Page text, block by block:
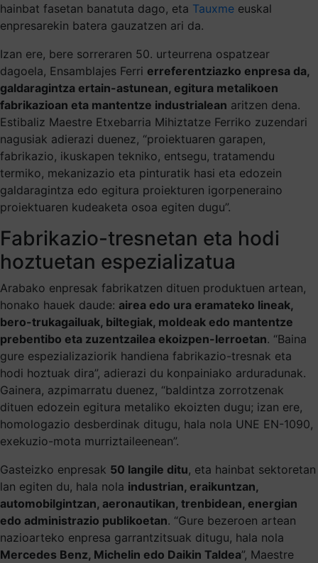
hainbat fasetan banatuta dago, eta Tauxme euskal
enpresarekin batera gauzatzen ari da.
Izan ere, bere sorreraren 50. urteurrena ospatzear
dagoela, Ensamblajes Ferri erreferentziazko enpresa da,
galdaragintza ertain-astunean, egitura metalikoen
fabrikazioan eta mantentze industrialean aritzen dena.
Estibaliz Maestre Etxebarria Mihiztatze Ferriko zuzendari
nagusiak adierazi duenez, “proiektuaren garapen,
fabrikazio, ikuskapen tekniko, entsegu, tratamendu
termiko, mekanizazio eta pinturatik hasi eta edozein
galdaragintza edo egitura proiekturen igorpeneraino
proiektuaren kudeaketa osoa egiten dugu”.
Fabrikazio-tresnetan eta hodi
hoztuetan espezializatua
Arabako enpresak fabrikatzen dituen produktuen artean,
honako hauek daude: airea edo ura eramateko lineak,
bero-trukagailuak, biltegiak, moldeak edo mantentze
prebentibo eta zuzentzailea ekoizpen-lerroetan. “Baina
gure espezializaziorik handiena fabrikazio-tresnak eta
hodi hoztuak dira”, adierazi du konpainiako arduradunak.
Gainera, azpimarratu duenez, “baldintza zorrotzenak
dituen edozein egitura metaliko ekoizten dugu; izan ere,
homologazio desberdinak ditugu, hala nola UNE EN-1090,
exekuzio-mota murriztaileenean”.
Gasteizko enpresak 50 langile ditu, eta hainbat sektoretan
lan egiten du, hala nola industrian, eraikuntzan,
automobilgintzan, aeronautikan, trenbidean, energian
edo administrazio publikoetan. “Gure bezeroen artean
nazioarteko enpresa garrantzitsuak ditugu, hala nola
Mercedes Benz, Michelin edo Daikin Taldea”, Maestre